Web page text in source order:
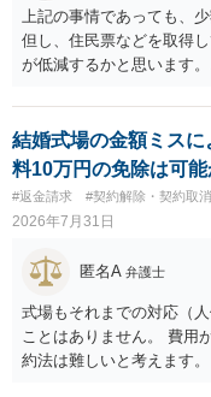
上記の事情であっても、
但し、住民票などを取得
が低減するかと思います
結婚式場の金額ミス
料10万円の免除は可能
#返金請求 #契約解除・契約取消
2026年7月31日
匿名A 弁護士
式場もそれまでの対応（
ことはありません。 費用
約法は難しいと考えます